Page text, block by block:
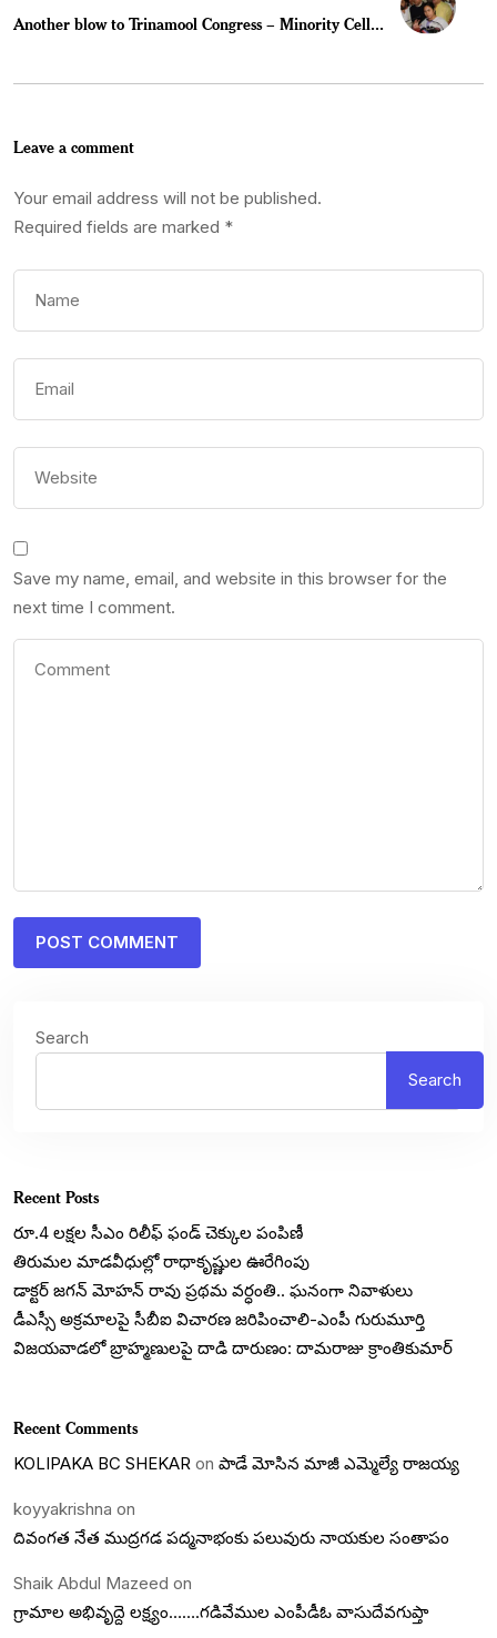
Another blow to Trinamool Congress – Minority Cell...
Leave a comment
Your email address will not be published.
Required fields are marked *
Save my name, email, and website in this browser for the
next time I comment.
Search
Search
Recent Posts
రూ.4 లక్షల సీఎం రిలీఫ్ ఫండ్ చెక్కుల పంపిణీ
తిరుమల మాడవీధుల్లో రాధాకృష్ణుల ఊరేగింపు
డాక్టర్ జగన్ మోహన్ రావు ప్రథమ వర్ధంతి.. ఘనంగా నివాళులు
డీఎస్సీ అక్రమాలపై సీబీఐ విచారణ జరిపించాలి-ఎంపీ గురుమూర్తి
విజయవాడలో బ్రాహ్మణులపై దాడి దారుణం: దామరాజు క్రాంతికుమార్
Recent Comments
KOLIPAKA BC SHEKAR on పాడే మోసిన మాజీ ఎమ్మెల్యే రాజయ్య
koyyakrishna on
దివంగత నేత ముద్రగడ పద్మనాభంకు పలువురు నాయకుల సంతాపం
Shaik Abdul Mazeed on
గ్రామాల అభివృద్దె లక్ష్యం…….గడివేముల ఎంపీడీఓ వాసుదేవగుప్తా